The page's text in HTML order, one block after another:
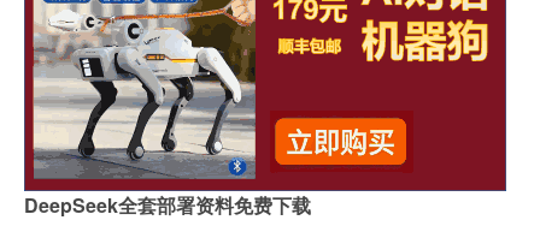
哪里买岩板茶几便宜的
岩板吊顶怎么贴瓷砖好看
哪个品牌岩板是真的白
原木岩板沙发效果图
人工花岗石和岩板哪个好
佛山著名岩板市场在哪里
桌子用哑光岩板好吗
郑州品牌岩板批发商
桌面怎么做成岩板墙
岩板背面没有品牌标识吗
怎么分辨岩板和岗石砖
DeepSeek全套部署资料免费下载